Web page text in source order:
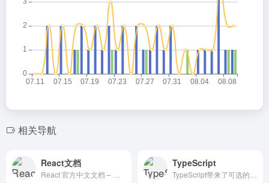
相关导航
React文档 TypeScript